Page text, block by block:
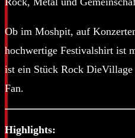
Ob im Moshpit, auf
hochwertige Festivalshirt ist
ist ein Stück Rock
Fan.
Highlights: